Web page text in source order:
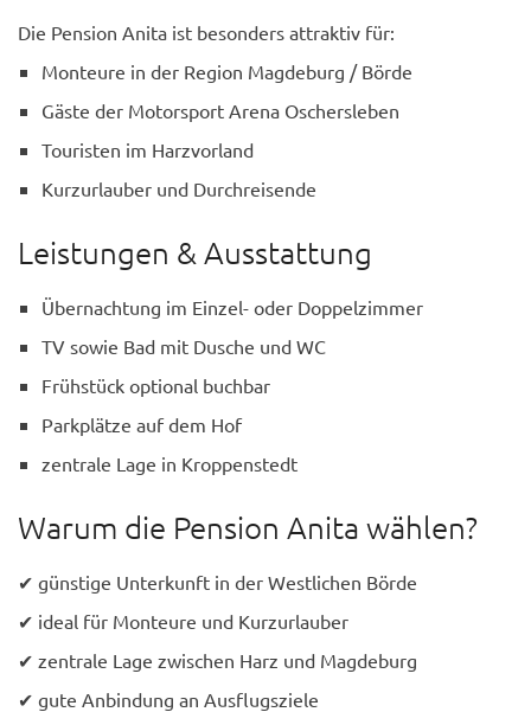
Die Pension Anita ist besonders attraktiv für:
Monteure in der Region Magdeburg / Börde
Gäste der Motorsport Arena Oschersleben
Touristen im Harzvorland
Kurzurlauber und Durchreisende
Leistungen & Ausstattung
Übernachtung im Einzel- oder Doppelzimmer
TV sowie Bad mit Dusche und WC
Frühstück optional buchbar
Parkplätze auf dem Hof
zentrale Lage in Kroppenstedt
Warum die Pension Anita wählen?
✔ günstige Unterkunft in der Westlichen Börde
✔ ideal für Monteure und Kurzurlauber
✔ zentrale Lage zwischen Harz und Magdeburg
✔ gute Anbindung an Ausflugsziele